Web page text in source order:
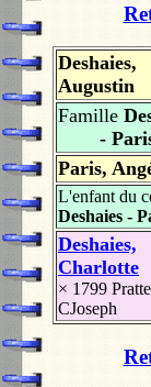
Deshaies,
Augustin
Famille
-
Paris,
L'enfant du
Deshaies -
Deshaies,
Charlotte
× 1799
CJoseph